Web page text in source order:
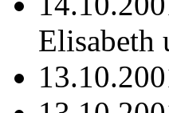
Elisabeth